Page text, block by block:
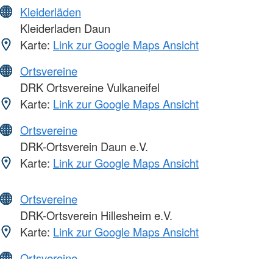
Kleiderläden
Kleiderladen Daun
Karte: Link zur Google Maps Ansicht
Ortsvereine
DRK Ortsvereine Vulkaneifel
Karte: Link zur Google Maps Ansicht
Ortsvereine
DRK-Ortsverein Daun e.V.
Karte: Link zur Google Maps Ansicht
Ortsvereine
DRK-Ortsverein Hillesheim e.V.
Karte: Link zur Google Maps Ansicht